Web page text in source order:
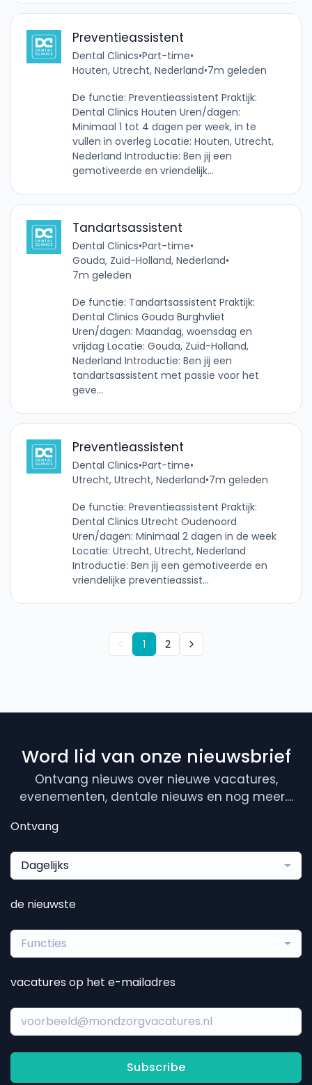
Preventieassistent
Dental Clinics•Part-time•
Houten, Utrecht, Nederland•7m geleden
De functie: Preventieassistent Praktijk:
Dental Clinics Houten Uren/dagen:
Minimaal 1 tot 4 dagen per week, in te
vullen in overleg Locatie: Houten, Utrecht,
Nederland Introductie: Ben jij een
gemotiveerde en vriendelijk...
Tandartsassistent
Dental Clinics•Part-time•
Gouda, Zuid-Holland, Nederland•
7m geleden
De functie: Tandartsassistent Praktijk:
Dental Clinics Gouda Burghvliet
Uren/dagen: Maandag, woensdag en
vrijdag Locatie: Gouda, Zuid-Holland,
Nederland Introductie: Ben jij een
tandartsassistent met passie voor het
geve...
Preventieassistent
Dental Clinics•Part-time•
Utrecht, Utrecht, Nederland•7m geleden
De functie: Preventieassistent Praktijk:
Dental Clinics Utrecht Oudenoord
Uren/dagen: Minimaal 2 dagen in de week
Locatie: Utrecht, Utrecht, Nederland
Introductie: Ben jij een gemotiveerde en
vriendelijke preventieassist...
1 2
Word lid van onze nieuwsbrief
Ontvang nieuws over nieuwe vacatures,
evenementen, dentale nieuws en nog meer....
Ontvang
Dagelijks
de nieuwste
Functies
vacatures op het e-mailadres
Subscribe